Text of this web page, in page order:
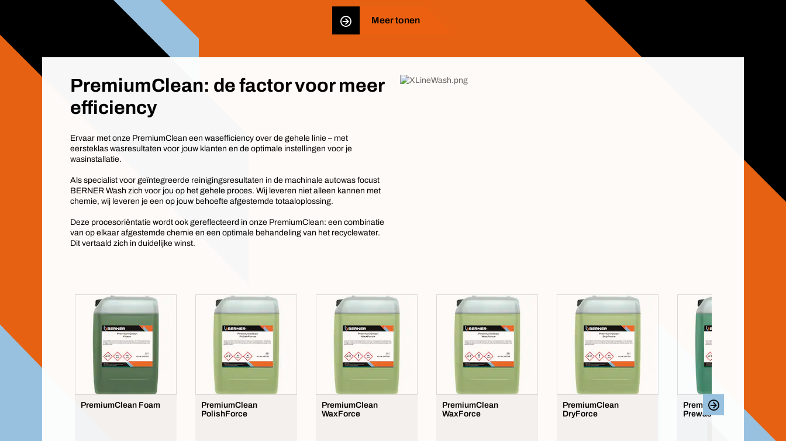
Meer tonen
PremiumClean: de factor voor meer
efficiency
Ervaar met onze PremiumClean een wasefficiency over de gehele linie – met
eersteklas wasresultaten voor jouw klanten en de optimale instellingen voor je
wasinstallatie.
Als specialist voor geïntegreerde reinigingsresultaten in de machinale autowas focust
BERNER Wash zich voor jou op het gehele proces. Wij leveren niet alleen kannen met
chemie, wij leveren je een op jouw behoefte afgestemde totaaloplossing.
Deze procesoriëntatie wordt ook gereflecteerd in onze PremiumClean: een combinatie
van op elkaar afgestemde chemie en een optimale behandeling van het recyclewater.
Dit vertaald zich in duidelijke winst.
PremiumClean Foam
PremiumClean
PolishForce
PremiumClean
WaxForce
PremiumClean
WaxForce
PremiumClean
DryForce
PremiumClean
Prewash